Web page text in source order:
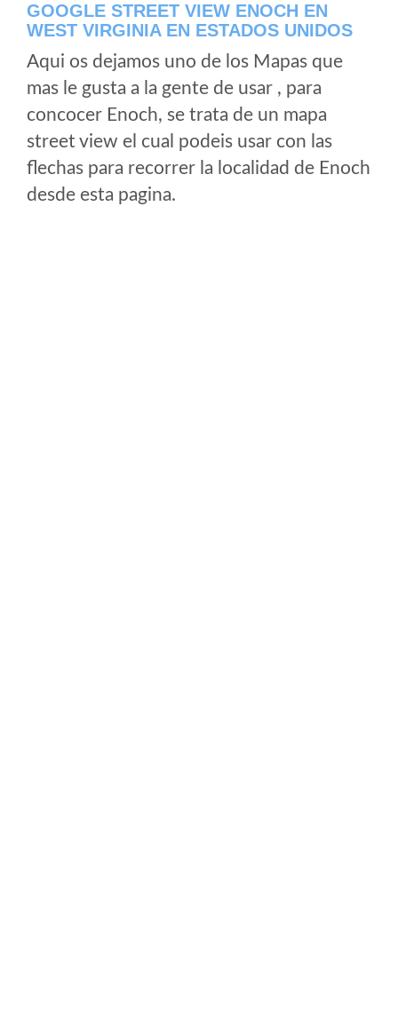
GOOGLE STREET VIEW ENOCH EN
WEST VIRGINIA EN ESTADOS UNIDOS
Aqui os dejamos uno de los Mapas que
mas le gusta a la gente de usar , para
concocer Enoch, se trata de un mapa
street view el cual podeis usar con las
flechas para recorrer la localidad de Enoch
desde esta pagina.